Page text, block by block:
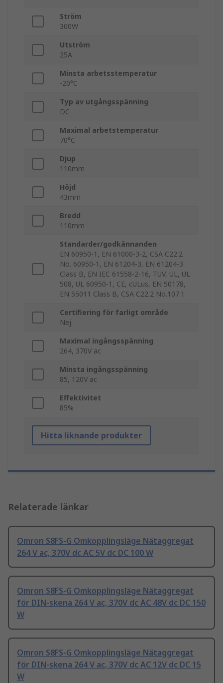
Ström
300W
Utström
25A
Minsta arbetsstemperatur
-20°C
Typ av utgångsspänning
DC
Maximal arbetstemperatur
70°C
Djup
110mm
Höjd
43mm
Bredd
110mm
Standarder/godkännanden
EN 60950-1, EN 61000-3-2, CSA C22.2
No. 60950-1, EN 61204-3, EN 61204-3
Class B, EN IEC 61558-2-16, TUV, UL, UL
508, UL 60950-1, CE, cULus, EN 50178,
EN 55011 Class B, CSA C22.2 No.107.1
Certifiering för farligt område
Nej
Maximal ingångsspänning
264, 370V ac
Minsta ingångsspänning
85, 120V ac
Effektivitet
85%
Hitta liknande produkter
Relaterade länkar
Omron S8FS-G Omkopplingsläge Nätaggregat
264 V ac, 370V dc AC 5V dc DC 100 W
Omron S8FS-G Omkopplingsläge Nätaggregat
för DIN-skena 264 V ac, 370V dc AC 48V dc DC 150
W
Omron S8FS-G Omkopplingsläge Nätaggregat
för DIN-skena 264 V ac, 370V dc AC 12V dc DC 15
W